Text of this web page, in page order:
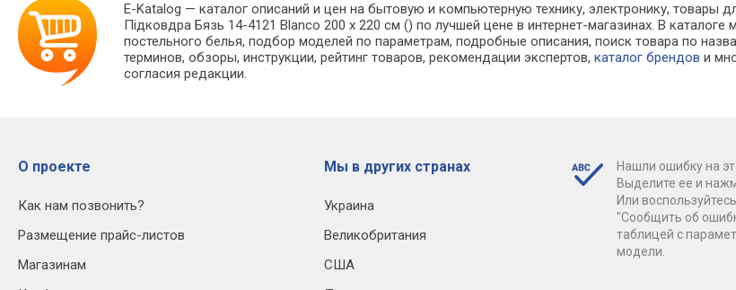
E-Katalog — каталог описаний и цен на бытовую и компьютерную технику, электронику, товары
Підковдра Бязь 14-4121 Blanco 200 x 220 см () по лучшей цене в интернет-магазинах. В
постельного белья, подбор моделей по параметрам, подробные описания, поиск товара по
терминов, обзоры, инструкции, рейтинг товаров, рекомендации экспертов,каталог брендов и
согласия редакции.
О проекте
Как нам позвонить?
Размещение прайс-листов
Магазинам
Мы в других странах
Украина
Великобритания
США
Нашли ошибку на
Выделите ее и
Или
"Сообщить об
таблицей с
модели.